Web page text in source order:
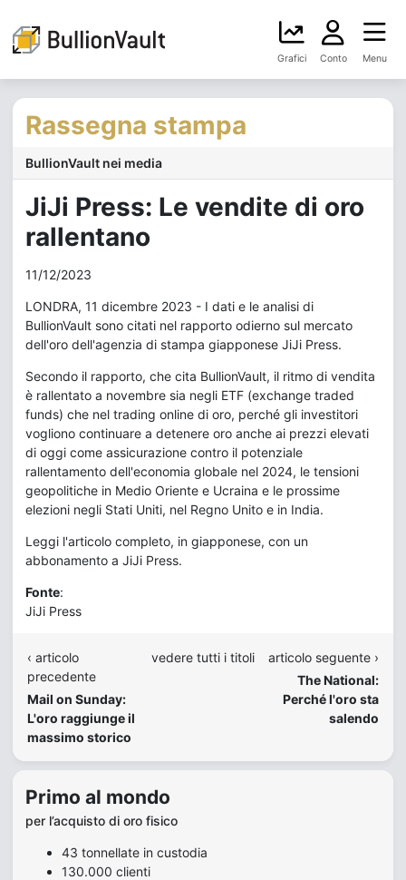
Grafici Conto Menu
Rassegna stampa
BullionVault nei media
JiJi Press: Le vendite di oro
rallentano
11/12/2023
LONDRA, 11 dicembre 2023 - I dati e le analisi di
BullionVault sono citati nel rapporto odierno sul mercato
dell'oro dell'agenzia di stampa giapponese JiJi Press.
Secondo il rapporto, che cita BullionVault, il ritmo di vendita
è rallentato a novembre sia negli ETF (exchange traded
funds) che nel trading online di oro, perché gli investitori
vogliono continuare a detenere oro anche ai prezzi elevati
di oggi come assicurazione contro il potenziale
rallentamento dell'economia globale nel 2024, le tensioni
geopolitiche in Medio Oriente e Ucraina e le prossime
elezioni negli Stati Uniti, nel Regno Unito e in India.
Leggi l'articolo completo, in giapponese, con un
abbonamento a JiJi Press.
Fonte:
JiJi Press
‹ articolo
precedente
Mail on Sunday:
L'oro raggiunge il
massimo storico
vedere tutti i titoli
articolo seguente ›
The National:
Perché l'oro sta
salendo
Primo al mondo
per l’acquisto di oro fisico
43 tonnellate in custodia
130.000 clienti